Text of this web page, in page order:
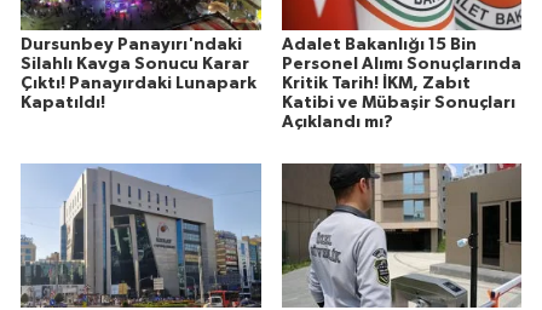
Dursunbey Panayırı'ndaki
Silahlı Kavga Sonucu Karar
Çıktı! Panayırdaki Lunapark
Kapatıldı!
Adalet Bakanlığı 15 Bin
Personel Alımı Sonuçlarında
Kritik Tarih! İKM, Zabıt
Katibi ve Mübaşir Sonuçları
Açıklandı mı?